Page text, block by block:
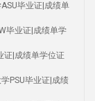
毕业证|成绩单
毕业证|成绩单学
证|成绩单学位证
PSU毕业证|成绩